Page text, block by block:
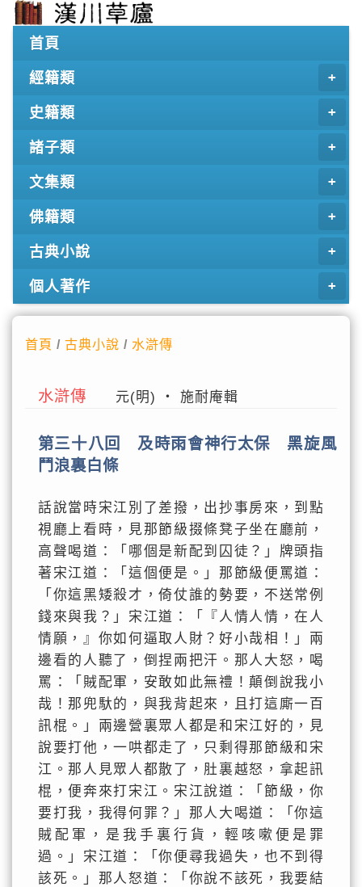
首頁
經籍類
史籍類
諸子類
文集類
佛籍類
古典小說
個人著作
首頁 /古典小說 / 水滸傳
水滸傳 元(明) ‧ 施耐庵輯
第三十八回 及時雨會神行太保 黑旋風
鬥浪裏白條
話說當時宋江別了差撥，出抄事房來，到點
視廳上看時，見那節級掇條凳子坐在廳前，
高聲喝道：「哪個是新配到囚徒？」牌頭指
著宋江道：「這個便是。」那節級便罵道：
「你這黑矮殺才，倚仗誰的勢要，不送常例
錢來與我？」宋江道：「『人情人情，在人
情願，』你如何逼取人財？好小哉相！」兩
邊看的人聽了，倒捏兩把汗。那人大怒，喝
罵：「賊配軍，安敢如此無禮！顛倒說我小
哉！那兜馱的，與我背起來，且打這廝一百
訊棍。」兩邊營裏眾人都是和宋江好的，見
說要打他，一哄都走了，只剩得那節級和宋
江。那人見眾人都散了，肚裏越怒，拿起訊
棍，便奔來打宋江。宋江說道：「節級，你
要打我，我得何罪？」那人大喝道：「你這
賊配軍，是我手裏行貨，輕咳嗽便是罪
過。」宋江道：「你便尋我過失，也不到得
該死。」那人怒道：「你說不該死，我要結